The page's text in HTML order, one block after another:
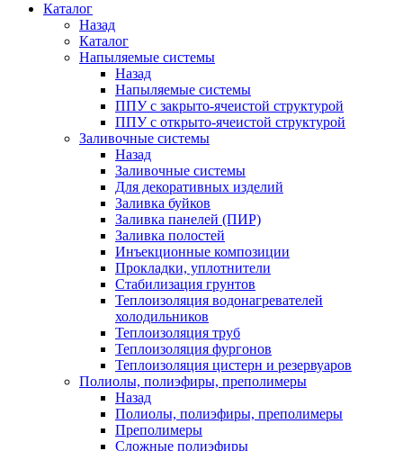
Каталог
Назад
Каталог
Напыляемые системы
Назад
Напыляемые системы
ППУ с закрыто-ячеистой структурой
ППУ с открыто-ячеистой структурой
Заливочные системы
Назад
Заливочные системы
Для декоративных изделий
Заливка буйков
Заливка панелей (ПИР)
Заливка полостей
Инъекционные композиции
Прокладки, уплотнители
Стабилизация грунтов
Теплоизоляция водонагревателей
холодильников
Теплоизоляция труб
Теплоизоляция фургонов
Теплоизоляция цистерн и резервуаров
Полиолы, полиэфиры, преполимеры
Назад
Полиолы, полиэфиры, преполимеры
Преполимеры
Сложные полиэфиры